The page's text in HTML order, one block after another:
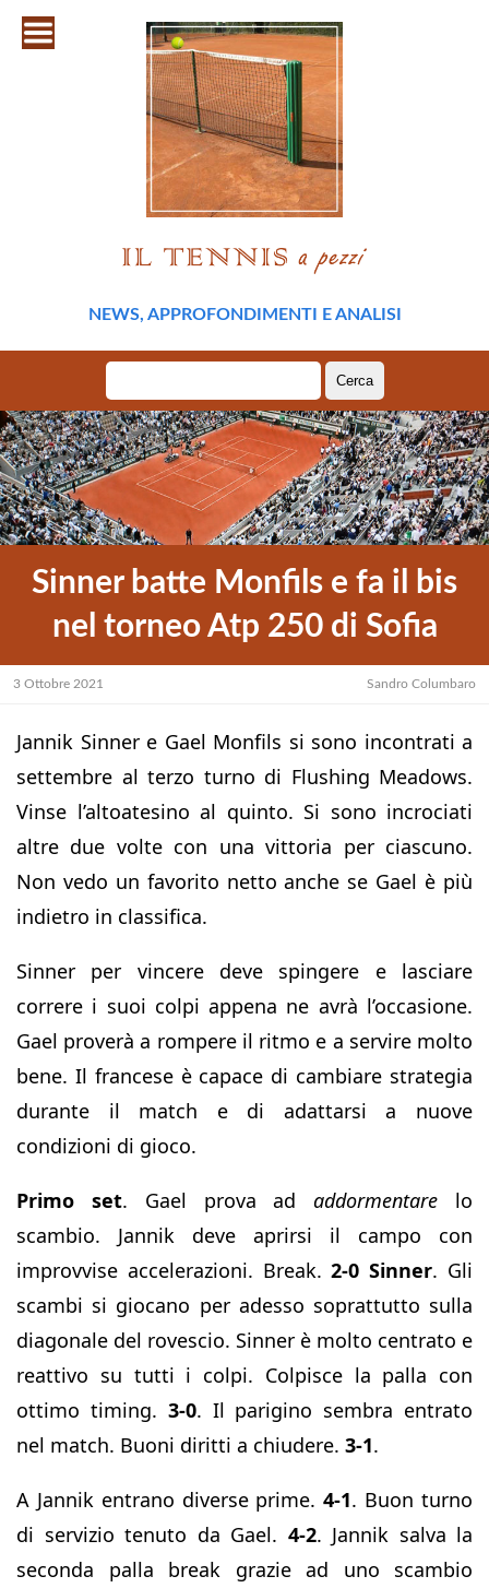
NEWS, APPROFONDIMENTI E ANALISI
per:
Sinner batte Monfils e fa il bis
nel torneo Atp 250 di Sofia
3 Ottobre 2021 Sandro Columbaro
Jannik Sinner e Gael Monfils si sono incontrati a
settembre al terzo turno di Flushing Meadows.
Vinse l’altoatesino al quinto. Si sono incrociati
altre due volte con una vittoria per ciascuno.
Non vedo un favorito netto anche se Gael è più
indietro in classifica.
Sinner per vincere deve spingere e lasciare
correre i suoi colpi appena ne avrà l’occasione.
Gael proverà a rompere il ritmo e a servire molto
bene. Il francese è capace di cambiare strategia
durante il match e di adattarsi a nuove
condizioni di gioco.
Primo set. Gael prova adaddormentare lo
scambio. Jannik deve aprirsi il campo con
improvvise accelerazioni. Break.2-0 Sinner. Gli
scambi si giocano per adesso soprattutto sulla
diagonale del rovescio. Sinner è molto centrato e
reattivo su tutti i colpi. Colpisce la palla con
ottimo timing. 3-0. Il parigino sembra entrato
nel match. Buoni diritti a chiudere. 3-1.
A Jannik entrano diverse prime.4-1. Buon turno
di servizio tenuto da Gael. 4-2. Jannik salva la
seconda palla break grazie ad uno scambio